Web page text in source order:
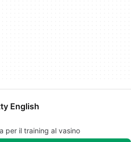
English
per il training al vasino